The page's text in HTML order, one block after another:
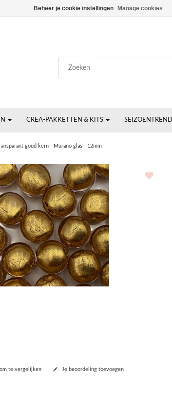
CREA-PAKKETTEN & KITS
goud kern - Murano glas - 12mm
te vergelijken Je beoordeling toevoegen
Beheer je cookie instellingen Manage cookies